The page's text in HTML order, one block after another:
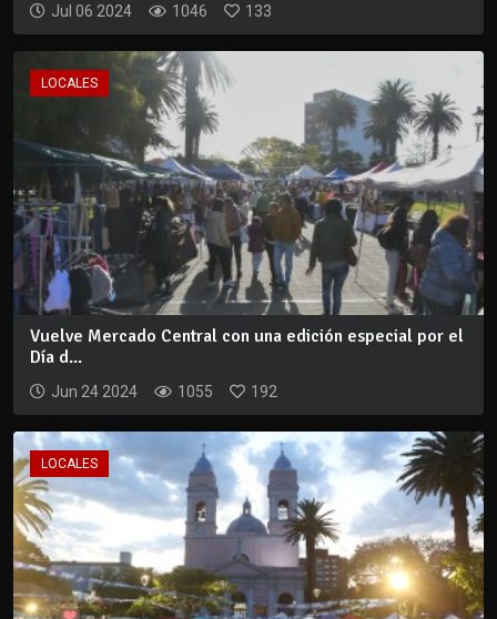
Jul 06 2024 1046 133
LOCALES
Vuelve Mercado Central con una edición especial por el
Día d...
Jun 24 2024 1055 192
LOCALES